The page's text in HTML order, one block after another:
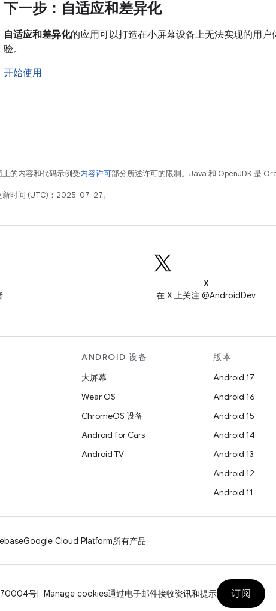
下一步：自适应和差异化
自适应和差异化的应用可以打造在小屏幕设备上无法实现的用户
验。
开始使用
上的内容和代码示例受内容许可部分所述许可的限制。Java 和 OpenJDK 是
新时间 (UTC)：2025-07-27。
X
在 X 上关注 @AndroidDev
ANDROID 设备
大屏幕
Wear OS
ChromeOS 设备
Android for Cars
Android TV
版本
Android 17
Android 16
Android 15
Android 14
Android 13
Android 12
Android 11
Google Cloud Platform所有产品
号 Manage cookies通过电子邮件接收资讯和提示 订阅